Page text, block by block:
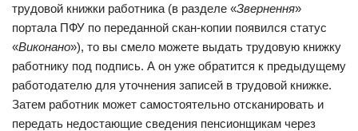
трудовой книжки работника (в разделе «Звернення»
портала ПФУ по переданной скан-копии появился статус
«Виконано»), то вы смело можете выдать трудовую книжку
работнику под подпись. А он уже обратится к предыдущему
работодателю для уточнения записей в трудовой книжке.
Затем работник может самостоятельно отсканировать и
передать недостающие сведения пенсионщикам через